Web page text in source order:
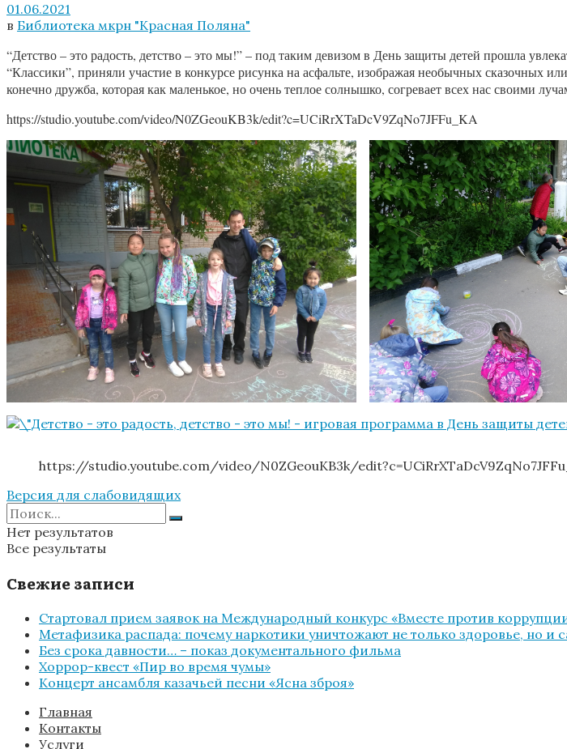
01.06.2021
в Библиотека мкрн "Красная Поляна"
“Детство – это радость, детство – это мы!” – под таким девизом в День защиты детей прошла
“Классики”, приняли участие в конкурсе рисунка на асфальте, изображая необычных сказочных
конечно дружба, которая как маленькое, но очень теплое солнышко, согревает всех нас своими
https://studio.youtube.com/video/N0ZGeouKB3k/edit?c=UCiRrXTaDcV9ZqNo7JFFu_KA
https://studio.youtube.com/video/N0ZGeouKB3k/
Версия для слабовидящих
Нет результатов
Все результаты
Свежие записи
Стартовал прием заявок на Международный конкурс «Вместе против
Метафизика распада: почему наркотики уничтожают не только здоровье, но и
Без срока давности… – показ документального фильма
Хоррор-квест «Пир во время чумы»
Концерт ансамбля казачьей песни «Ясна зброя»
Главная
Контакты
Услуги